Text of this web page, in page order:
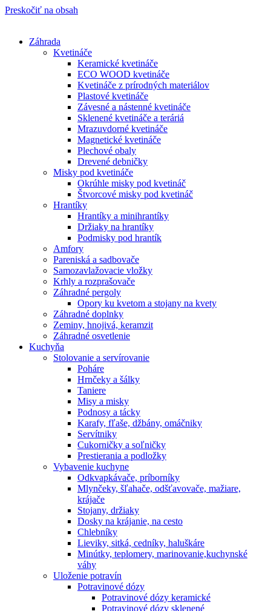
Preskočiť na obsah
Záhrada
Kvetináče
Keramické kvetináče
ECO WOOD kvetináče
Kvetináče z prírodných materiálov
Plastové kvetináče
Závesné a nástenné kvetináče
Sklenené kvetináče a teráriá
Mrazuvdorné kvetináče
Magnetické kvetináče
Plechové obaly
Drevené debničky
Misky pod kvetináče
Okrúhle misky pod kvetináč
Štvorcové misky pod kvetináč
Hrantíky
Hrantíky a minihrantíky
Držiaky na hrantíky
Podmisky pod hrantík
Amfory
Pareniská a sadbovače
Samozavlažovacie vložky
Krhly a rozprašovače
Záhradné pergoly
Opory ku kvetom a stojany na kvety
Záhradné doplnky
Zeminy, hnojivá, keramzit
Záhradné osvetlenie
Kuchyňa
Stolovanie a servírovanie
Poháre
Hrnčeky a šálky
Taniere
Misy a misky
Podnosy a tácky
Karafy, fľaše, džbány, omáčniky
Servítniky
Cukorničky a soľničky
Prestierania a podložky
Vybavenie kuchyne
Odkvapkávače, príborníky
Mlynčeky, šľahače, odšťavovače, mažiare,
krájače
Stojany, držiaky
Dosky na krájanie, na cesto
Chlebníky
Lieviky, sitká, cedníky, haluškáre
Minútky, teplomery, marinovanie,kuchynské
váhy
Uloženie potravín
Potravinové dózy
Potravinové dózy keramické
Potravinové dózy sklenené